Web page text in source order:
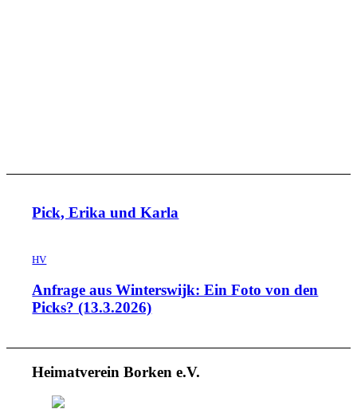
Pick, Erika und Karla
HV
Anfrage aus Winterswijk: Ein Foto von den
Picks? (13.3.2026)
Heimatverein Borken e.V.